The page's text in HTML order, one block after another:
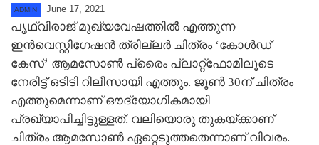
ADMIN June 17, 2021
പൃഥ്വിരാജ് മുഖ്യവേഷത്തില്‍ എത്തുന്ന
ഇന്‍വെസ്റ്റിഗേഷന്‍ ത്രില്ലര്‍ ചിത്രം ‘കോള്‍ഡ്
കേസ്’ ആമസോണ്‍ പ്രൈം പ്ലാറ്റ്ഫോമിലൂടെ
നേരിട്ട് ഒടിടി റിലീസായി എത്തും. ജൂണ്‍ 30ന് ചിത്രം
എത്തുമെന്നാണ് ഔദ്യോഗികമായി
പ്രഖ്യാപിച്ചിട്ടുള്ളത്. വലിയൊരു തുകയ്ക്കാണ്
ചിത്രം ആമസോണ്‍ ഏറ്റെടുത്തതെന്നാണ് വിവരം.